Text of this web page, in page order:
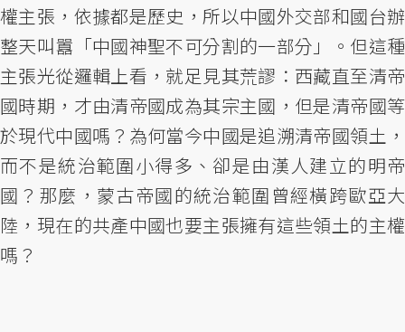
權主張，依據都是歷史，所以中國外交部和國台辦
整天叫囂「中國神聖不可分割的一部分」。但這種
主張光從邏輯上看，就足見其荒謬：西藏直至清帝
國時期，才由清帝國成為其宗主國，但是清帝國等
於現代中國嗎？為何當今中國是追溯清帝國領土，
而不是統治範圍小得多、卻是由漢人建立的明帝
國？那麼，蒙古帝國的統治範圍曾經橫跨歐亞大
陸，現在的共產中國也要主張擁有這些領土的主權
嗎？